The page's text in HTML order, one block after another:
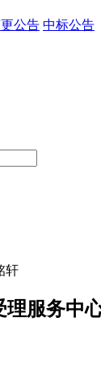
公告 中标公告
轩
服务中